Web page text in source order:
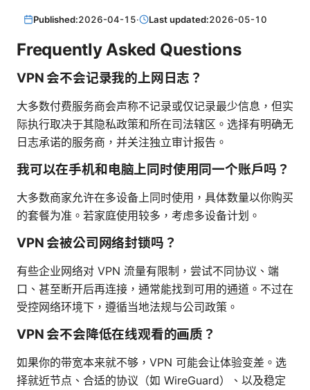
Published:2026-04-15· Last updated:2026-05-10
Frequently Asked Questions
VPN 会不会记录我的上网日志？
大多数付费服务商会声称不记录或仅记录最少信息，但实
际执行取决于其隐私政策和所在司法辖区。选择有明确无
日志承诺的服务商，并关注独立审计报告。
我可以在手机和电脑上同时使用同一个账户吗？
大多数商家允许在多设备上同时使用，具体数量以你购买
的套餐为准。若家庭使用较多，考虑多设备计划。
VPN 会被公司网络封锁吗？
有些企业网络对 VPN 流量有限制，尝试不同协议、端
口、甚至断开后再连接，通常能找到可用的通道。不过在
受控网络环境下，遵循当地法规与公司政策。
VPN 会不会降低在线观看的画质？
如果你的带宽本来就不够，VPN 可能会让体验变差。选
择就近节点、合适的协议（如 WireGuard）、以及稳定